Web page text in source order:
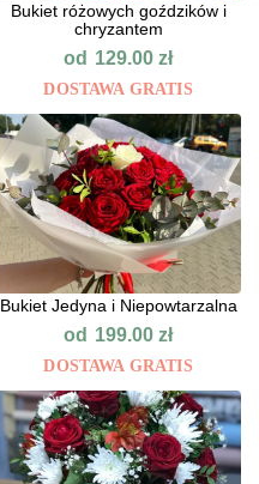
Bukiet różowych goździków i
chryzantem
od 129.00zł
DOSTAWA GRATIS
Bukiet Jedyna i Niepowtarzalna
od 199.00zł
DOSTAWA GRATIS